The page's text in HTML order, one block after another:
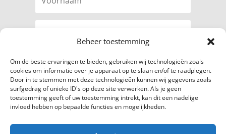
Beheer toestemming
Om de beste ervaringen te bieden, gebruiken wij technologieën zoals
cookies om informatie over je apparaat op te slaan en/of te raadplegen.
Door in te stemmen met deze technologieën kunnen wij gegevens zoals
surfgedrag of unieke ID's op deze site verwerken. Als je geen
toestemming geeft of uw toestemming intrekt, kan dit een nadelige
invloed hebben op bepaalde functies en mogelijkheden.
Abonneer